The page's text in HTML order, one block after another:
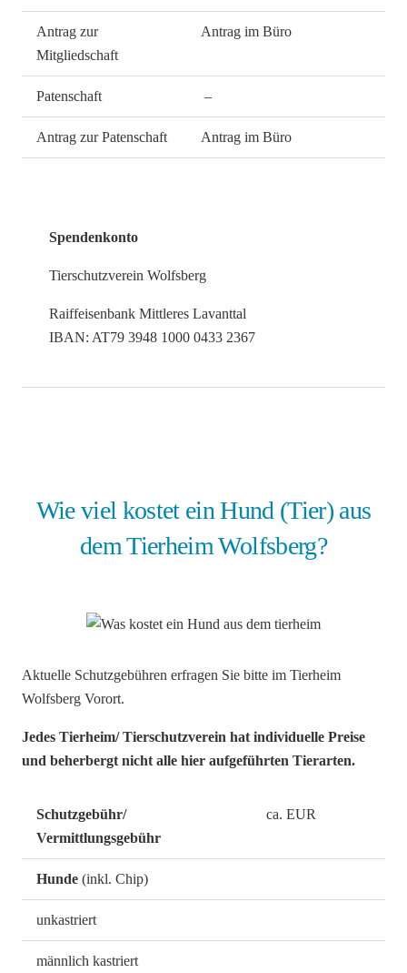
Antrag zur
Mitgliedschaft
Antrag im Büro
Patenschaft –
Antrag zur Patenschaft Antrag im Büro
Spendenkonto
Tierschutzverein Wolfsberg
Raiffeisenbank Mittleres Lavanttal
IBAN: AT79 3948 1000 0433 2367
Wie viel kostet ein Hund (Tier) aus
dem Tierheim Wolfsberg?
Aktuelle Schutzgebühren erfragen Sie bitte im Tierheim
Wolfsberg Vorort.
Jedes Tierheim/ Tierschutzverein hat individuelle Preise
und beherbergt nicht alle hier aufgeführten Tierarten.
Schutzgebühr/
Vermittlungsgebühr
ca. EUR
Hunde (inkl. Chip)
unkastriert
männlich kastriert